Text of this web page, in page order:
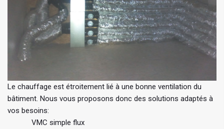
Le chauffage est étroitement lié à une bonne ventilation du
bâtiment. Nous vous proposons donc des solutions adaptés à
vos besoins:
VMC simple flux